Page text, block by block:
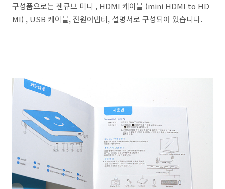
구성품으로는 젠큐브 미니 , HDMI 케이블 (mini HDMI to HD
MI) , USB 케이블, 전원어댑터, 설명서로 구성되어 있습니다.